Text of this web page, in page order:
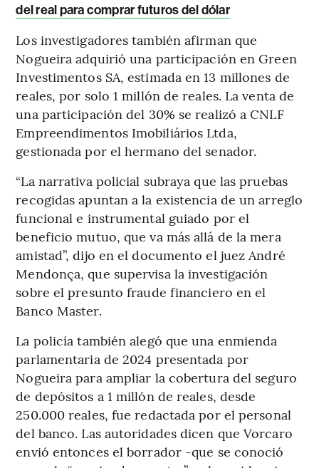
del real para comprar futuros del dólar
Los investigadores también afirman que
Nogueira adquirió una participación en Green
Investimentos SA, estimada en 13 millones de
reales, por solo 1 millón de reales. La venta de
una participación del 30% se realizó a CNLF
Empreendimentos Imobiliários Ltda,
gestionada por el hermano del senador.
“La narrativa policial subraya que las pruebas
recogidas apuntan a la existencia de un arreglo
funcional e instrumental guiado por el
beneficio mutuo, que va más allá de la mera
amistad”, dijo en el documento el juez André
Mendonça, que supervisa la investigación
sobre el presunto fraude financiero en el
Banco Master.
La policía también alegó que una enmienda
parlamentaria de 2024 presentada por
Nogueira para ampliar la cobertura del seguro
de depósitos a 1 millón de reales, desde
250.000 reales, fue redactada por el personal
del banco. Las autoridades dicen que Vorcaro
envió entonces el borrador -que se conoció